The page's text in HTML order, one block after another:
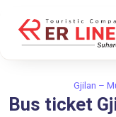
Gjilan –
Bus ticket